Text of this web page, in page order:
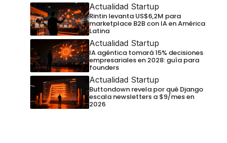
Actualidad Startup
Rintin levanta US$6,2M para
marketplace B2B con IA en América
Latina
Actualidad Startup
IA agéntica tomará 15% decisiones
empresariales en 2028: guía para
founders
Actualidad Startup
Buttondown revela por qué Django
escala newsletters a $9/mes en
2026